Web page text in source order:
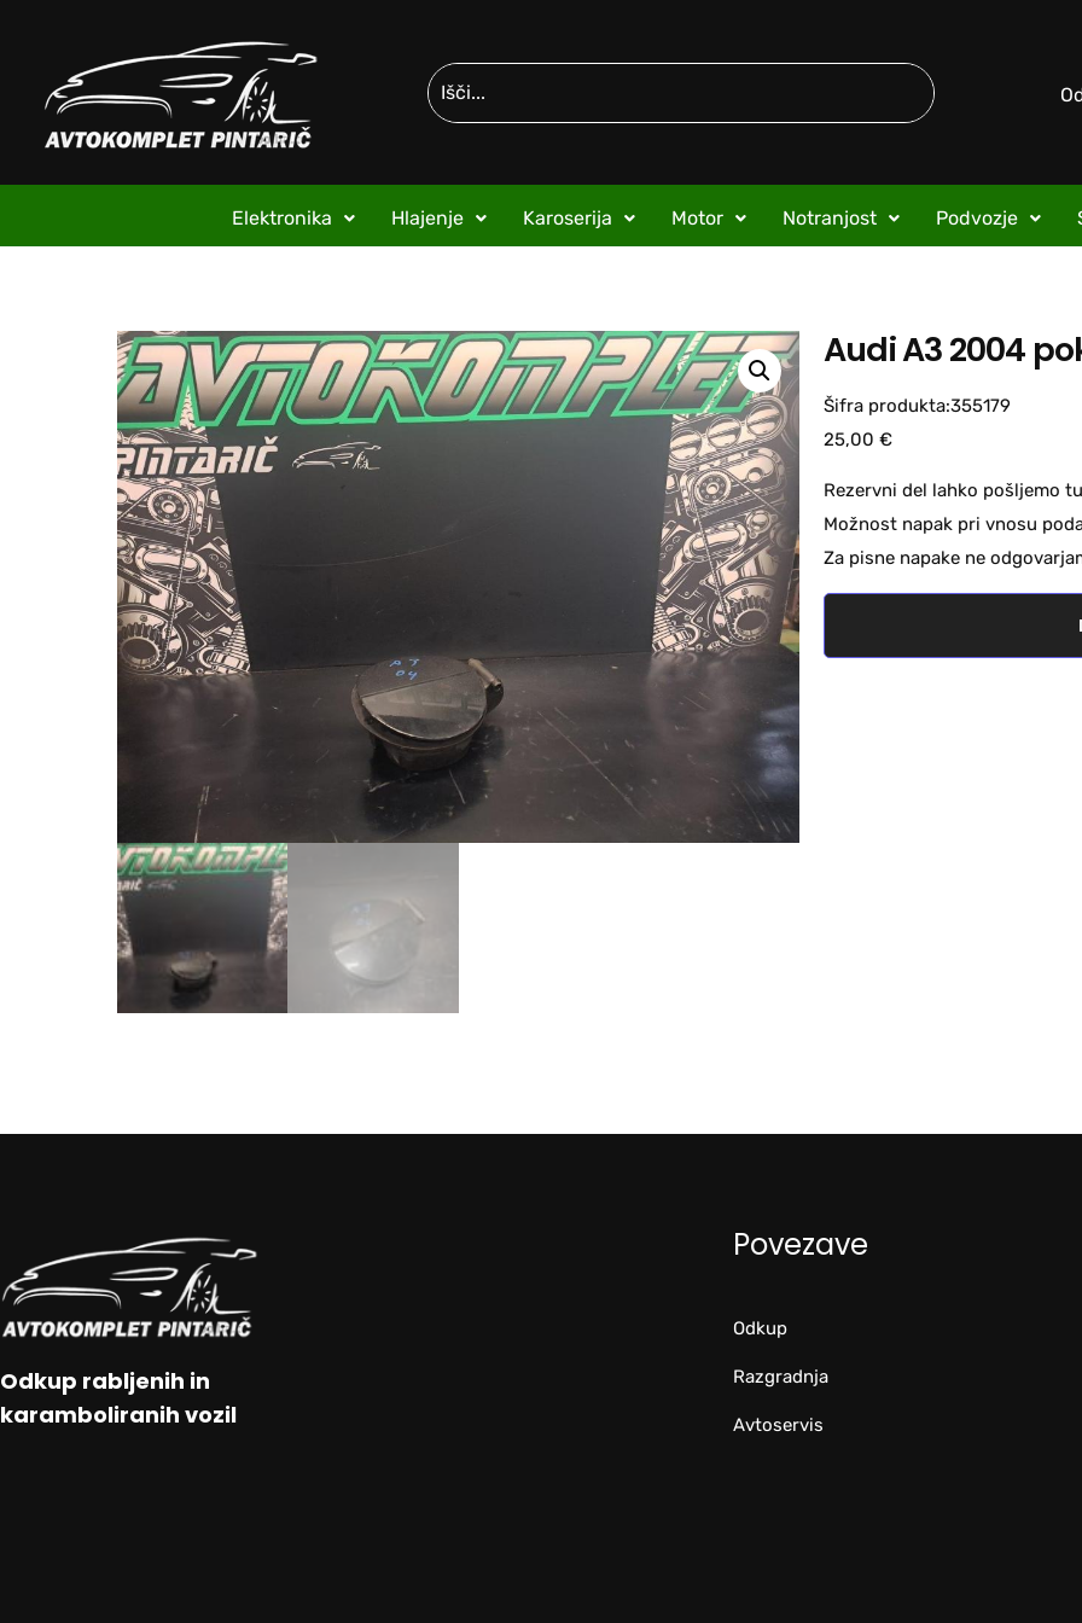
Elektronika Hlajenje Karoserija Motor Notranjost Podvozje
Audi A3 2004
Šifra produkta:355179
25,00 €
Rezervni del lahko pošljemo
Možnost napak pri vnosu
Za pisne napake ne
Odkup rabljenih in
karamboliranih vozil
Povezave
Odkup
Razgradnja
Avtoservis